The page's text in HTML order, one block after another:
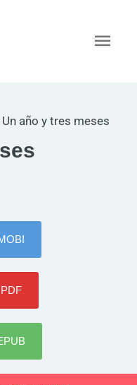
Un año y tres meses